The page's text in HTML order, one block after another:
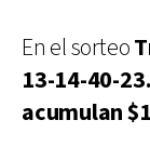
En el sorteo
13-14-40-
acumulan